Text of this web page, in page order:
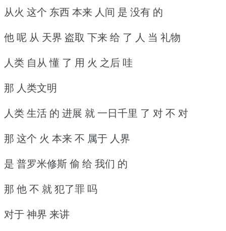
从火 这个 东西 本来 人间 是 没有 的
他 呢 从 天界 盗取 下来 给 了 人 当 礼物
人类 自从 懂 了 用 火 之后 哇
那 人类文明
人类 生活 的 进展 就 一日千里 了 对 不 对
那 这个 火 本来 不 属于 人界
是 普罗米修斯 偷 给 我们 的
那 他 不 就 犯了罪 吗
对于 神界 来讲